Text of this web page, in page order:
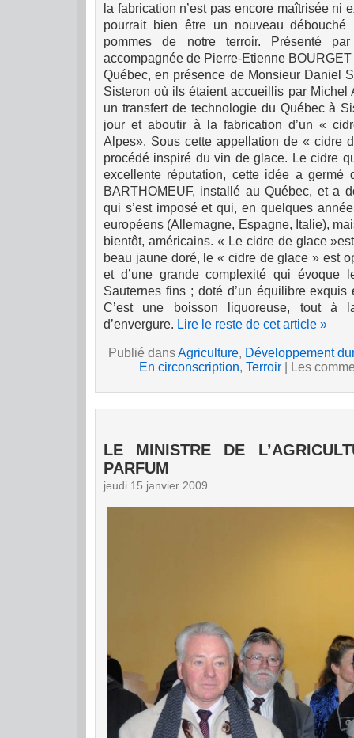
la fabrication n’est pas encore maîtrisée ni
pourrait bien être un nouveau
pommes de notre terroir.
Présenté
accompagnée de Pierre-Etienne
Québec, en présence de Monsieur Daniel
Sisteron où ils étaient accueillis par Michel
un transfert de technologie du Québec à
jour et aboutir à la fabrication d’un «
Alpes». Sous cette appellation de « cidre
procédé inspiré du vin de glace. Le cidre
excellente réputation, cette idée a germé
BARTHOMEUF, installé au Québec, et a
qui s’est imposé et qui, en quelques
européens (Allemagne, Espagne, Italie),
bientôt, américains. « Le cidre de glace
beau jaune doré, le « cidre de glace » est
et d’une grande complexité qui
Sauternes fins ; doté d’un équilibre exquis
C’est une boisson liquoreuse, tout à
d’envergure. Lire le reste de cet article »
Publié dansAgriculture, Développement
En circonscription, Terroir Les
LE MINISTRE DE
PARFUM
jeudi 15 janvier 2009